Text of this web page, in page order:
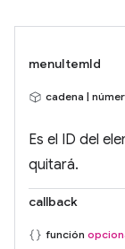
menuItemId
cadena |
Es el ID del
quitará.
callback
función